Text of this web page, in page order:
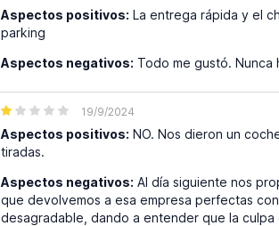
Aspectos positivos: La entrega rápida y el
parking
Aspectos negativos: Todo me gustó. Nunca
19/9/2024
Aspectos positivos: NO. Nos dieron un
tiradas.
Aspectos negativos: Al día siguiente nos
que devolvemos a esa empresa perfectas
desagradable, dando a entender que la